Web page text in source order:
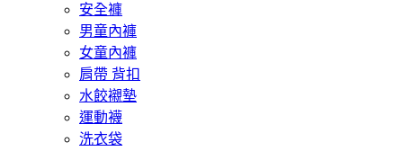
安全褲
男童內褲
女童內褲
肩帶 背扣
水餃襯墊
運動襪
洗衣袋